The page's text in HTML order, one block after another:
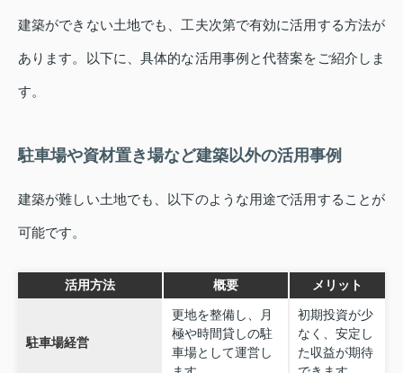
建築ができない土地でも、工夫次第で有効に活用する方法が
あります。以下に、具体的な活用事例と代替案をご紹介しま
す。
駐車場や資材置き場など建築以外の活用事例
建築が難しい土地でも、以下のような用途で活用することが
可能です。
活用方法 概要 メリット
駐車場経営
更地を整備し、月
極や時間貸しの駐
車場として運営し
初期投資が少
なく、安定し
た収益が期待